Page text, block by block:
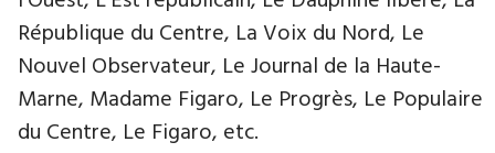
République du Centre, La Voix du Nord, Le
Nouvel Observateur, Le Journal de la Haute-
Marne, Madame Figaro, Le Progrès, Le Populaire
du Centre, Le Figaro, etc.